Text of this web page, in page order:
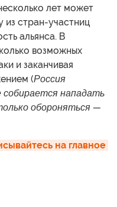
лет может
из стран-участниц
альянса. В
возможных
и заканчивая
(Россия
собирается нападать
обороняться —
на главное